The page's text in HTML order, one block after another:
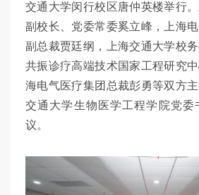
交通大学闵行校区唐仲英楼举行
副校长、党委常委奚立峰，上海电
副总裁贾廷纲，上海交通大学校
共振诊疗高端技术国家工程研究
海电气医疗集团总裁彭勇等双方
交通大学生物医学工程学院党委
议。